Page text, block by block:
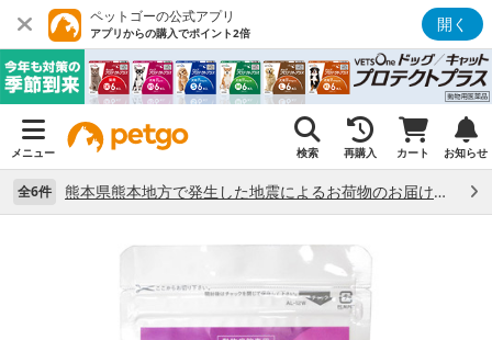
ペットゴーの公式アプリ
アプリからの購入でポイント2倍 開く
メニュー 検索 再購入 カート お知らせ
全6件 熊本県熊本地方で発生した地震によるお荷物のお届け状況について （7/28）